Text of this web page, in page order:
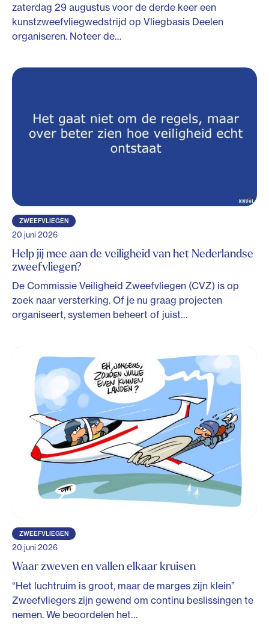
zaterdag 29 augustus voor de derde keer een
kunstzweefvliegwedstrijd op Vliegbasis Deelen
organiseren. Noteer de…
ZWEEFVLIEGEN
20 juni 2026
Help jij mee aan de veiligheid van het Nederlandse
zweefvliegen?
De Commissie Veiligheid Zweefvliegen (CVZ) is op
zoek naar versterking. Of je nu graag projecten
organiseert, systemen beheert of juist…
ZWEEFVLIEGEN
20 juni 2026
Waar zweven en vallen elkaar kruisen
“Het luchtruim is groot, maar de marges zijn klein”
Zweefvliegers zijn gewend om continu beslissingen te
nemen. We beoordelen het…